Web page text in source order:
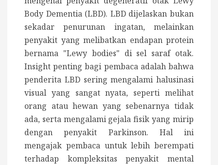
Body Dementia (LBD). LBD dijelaskan bukan
sekadar penurunan ingatan, melainkan
penyakit yang melibatkan endapan protein
bernama "Lewy bodies" di sel saraf otak.
Insight penting bagi pembaca adalah bahwa
penderita LBD sering mengalami halusinasi
visual yang sangat nyata, seperti melihat
orang atau hewan yang sebenarnya tidak
ada, serta mengalami gejala fisik yang mirip
dengan penyakit Parkinson. Hal ini
mengajak pembaca untuk lebih berempati
terhadap kompleksitas penyakit mental